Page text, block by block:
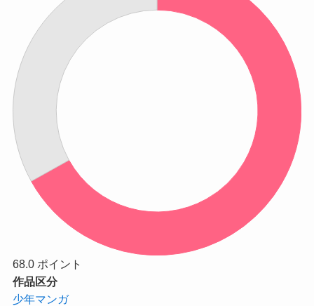
68.0 ポイント
作品区分
少年マンガ